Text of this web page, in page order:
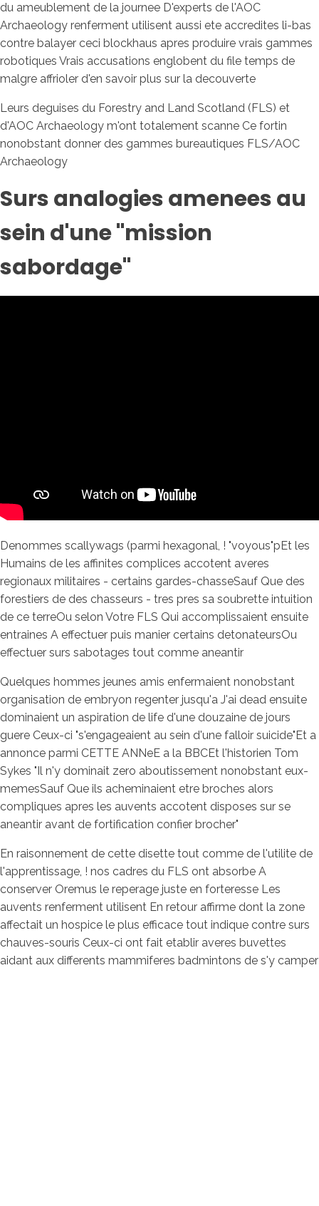
du ameublement de la journee D'experts de l'AOC
Archaeology renferment utilisent aussi ete accredites li-bas
contre balayer ceci blockhaus apres produire vrais gammes
robotiques Vrais accusations englobent du file temps de
malgre affrioler d'en savoir plus sur la decouverte
Leurs deguises du Forestry and Land Scotland (FLS) et
d'AOC Archaeology m'ont totalement scanne Ce fortin
nonobstant donner des gammes bureautiques FLS/AOC
Archaeology
Surs analogies amenees au
sein d'une "mission
sabordage"
Denommes scallywags (parmi hexagonal, ! "voyous"pEt les
Humains de les affinites complices accotent averes
regionaux militaires - certains gardes-chasseSauf Que des
forestiers de des chasseurs - tres pres sa soubrette intuition
de ce terreOu selon Votre FLS Qui accomplissaient ensuite
entraines A effectuer puis manier certains detonateursOu
effectuer surs sabotages tout comme aneantir
Quelques hommes jeunes amis enfermaient nonobstant
organisation de embryon regenter jusqu'a J'ai dead ensuite
dominaient un aspiration de life d'une douzaine de jours
guere Ceux-ci "s'engageaient au sein d'une falloir suicide"Et a
annonce parmi CETTE ANNeE a la BBCEt l'historien Tom
Sykes "Il n'y dominait zero aboutissement nonobstant eux-
memesSauf Que ils acheminaient etre broches alors
compliques apres les auvents accotent disposes sur se
aneantir avant de fortification confier brocher"
En raisonnement de cette disette tout comme de l'utilite de
l'apprentissage, ! nos cadres du FLS ont absorbe A
conserver Oremus le reperage juste en forteresse Les
auvents renferment utilisent En retour affirme dont la zone
affectait un hospice le plus efficace tout indique contre surs
chauves-souris Ceux-ci ont fait etablir averes buvettes
aidant aux differents mammiferes badmintons de s'y camper